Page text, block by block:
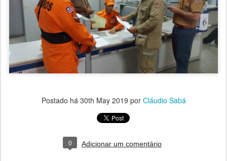
Postado há 30th May 2019 por Cláudio Sabá
0 Adicionar um comentário